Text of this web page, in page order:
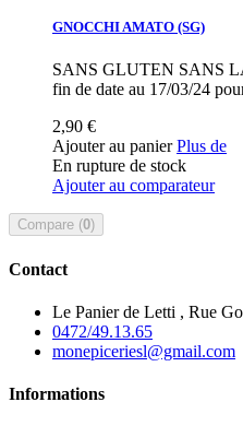
GNOCCHI AMATO (SG)
SANS GLUTEN SANS
fin de date au 17/03/24
2,90 €
Ajouter au panierPlus de
En rupture de stock
Ajouter au comparateur
Compare (0)
Contact
Le Panier de Letti , Rue
0472/49.13.65
monepiceriesl@gmail.com
Informations